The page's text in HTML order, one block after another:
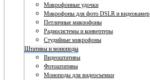
Микрофонные удочки
Микрофоны для фото DSLR и видеокамер
Петличные микрофоны
Радиосистемы и конвертеры
Студийные микрофоны
Штативы и моноподы
Видеоштативы
Фотоштативы
Моноподы для видеосъемки